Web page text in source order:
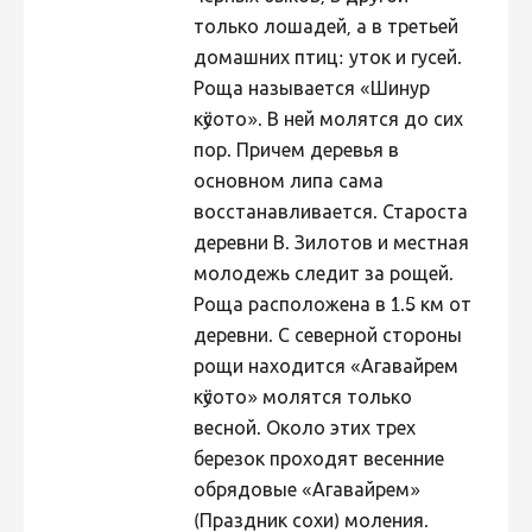
только лошадей, а в третьей
домашних птиц: уток и гусей.
Роща называется «Шинур
кӱсото». В ней молятся до сих
пор. Причем деревья в
основном липа сама
восстанавливается. Староста
деревни В. Зилотов и местная
молодежь следит за рощей.
Роща расположена в 1.5 км от
деревни. С северной стороны
рощи находится «Агавайрем
кӱсото» молятся только
весной. Около этих трех
березок проходят весенние
обрядовые «Агавайрем»
(Праздник сохи) моления.